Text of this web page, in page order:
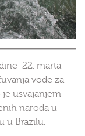
22. marta
vode za
je usvajanjem
naroda u
u Brazilu.